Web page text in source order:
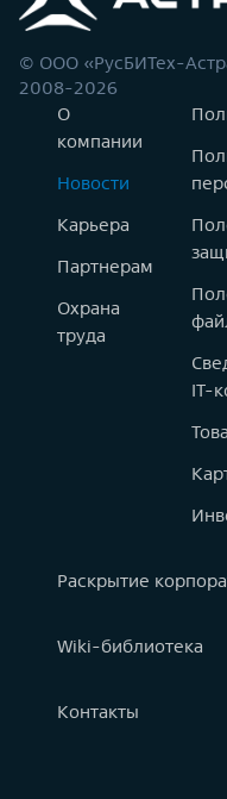
© ООО «РусБИТех-
2008-2026
О
компании
Новости
Карьера
Партнерам
Охрана
труда
IT-
Раскрытие
Wiki-библиотека
Контакты